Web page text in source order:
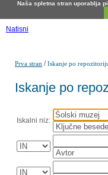
Naša spletna stran uporablja
Natisni
Prva stran /Iskanje po
Iskanje po
Iskalni niz: